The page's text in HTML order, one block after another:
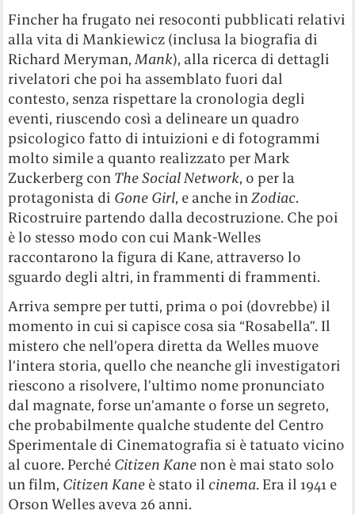
Fincher ha frugato nei resoconti pubblicati relativi
alla vita di Mankiewicz (inclusa la biografia di
Richard Meryman,Mank), alla ricerca di dettagli
rivelatori che poi ha assemblato fuori dal
contesto, senza rispettare la cronologia degli
eventi, riuscendo così a delineare un quadro
psicologico fatto di intuizioni e di fotogrammi
molto simile a quanto realizzato per Mark
Zuckerberg con The Social Network, o per la
protagonista di Gone Girl, e anche inZodiac.
Ricostruire partendo dalla decostruzione. Che poi
è lo stesso modo con cui Mank-Welles
raccontarono la figura di Kane, attraverso lo
sguardo degli altri, in frammenti di frammenti.
Arriva sempre per tutti, prima o poi (dovrebbe) il
momento in cui si capisce cosa sia “Rosabella”. Il
mistero che nell’opera diretta da Welles muove
l’intera storia, quello che neanche gli investigatori
riescono a risolvere, l’ultimo nome pronunciato
dal magnate, forse un’amante o forse un segreto,
che probabilmente qualche studente del Centro
Sperimentale di Cinematografia si è tatuato vicino
al cuore. Perché Citizen Kane non è mai stato solo
un film, Citizen Kane è stato il cinema. Era il 1941 e
Orson Welles aveva 26 anni.